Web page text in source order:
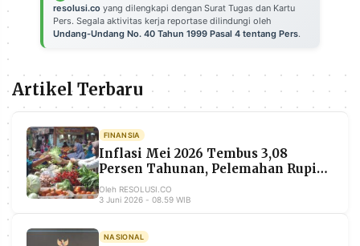
INFORMASI
IKLAN
KIRIM
TULISAN
OF
SERVICE
IKUTI
KAMI
resolusi.co yang dilengkapi dengan Surat Tugas dan Kartu
Pers. Segala aktivitas kerja reportase dilindungi oleh
Undang-Undang No. 40 Tahun 1999 Pasal 4 tentang Pers.
Artikel Terbaru
FINANSIA
Inflasi Mei 2026 Tembus 3,08
Persen Tahunan, Pelemahan Rupiah
dan Ancaman El Niño Godzilla
Perburuk Outlook
Oleh RESOLUSI.CO
3 Juni 2026 - 08.59 WIB
NASIONAL